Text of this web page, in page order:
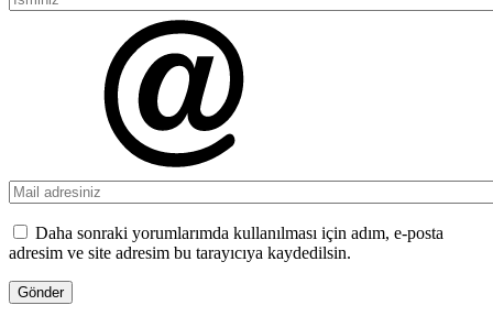
Daha sonraki yorumlarımda kullanılması için adım, e-posta
adresim ve site adresim bu tarayıcıya kaydedilsin.